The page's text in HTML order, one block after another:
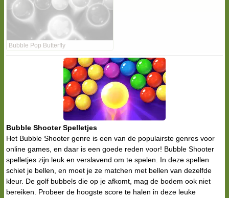
Bubble Pop Butterfly
Bubble Shooter Spelletjes
Het Bubble Shooter genre is een van de populairste genres voor
online games, en daar is een goede reden voor! Bubble Shooter
spelletjes zijn leuk en verslavend om te spelen. In deze spellen
schiet je bellen, en moet je ze matchen met bellen van dezelfde
kleur. De golf bubbels die op je afkomt, mag de bodem ook niet
bereiken. Probeer de hoogste score te halen in deze leuke